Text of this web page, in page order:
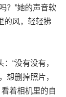
？”她的声音软
的风，轻轻拂
“没有没有，
想删掉照片，
着相机里的自